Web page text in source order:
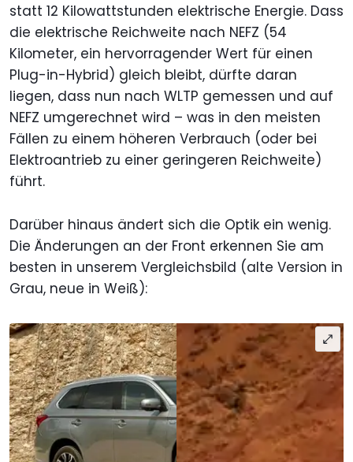
statt 12 Kilowattstunden elektrische Energie. Dass
die elektrische Reichweite nach NEFZ (54
Kilometer, ein hervorragender Wert für einen
Plug-in-Hybrid) gleich bleibt, dürfte daran
liegen, dass nun nach WLTP gemessen und auf
NEFZ umgerechnet wird – was in den meisten
Fällen zu einem höheren Verbrauch (oder bei
Elektroantrieb zu einer geringeren Reichweite)
führt.
Darüber hinaus ändert sich die Optik ein wenig.
Die Änderungen an der Front erkennen Sie am
besten in unserem Vergleichsbild (alte Version in
Grau, neue in Weiß):